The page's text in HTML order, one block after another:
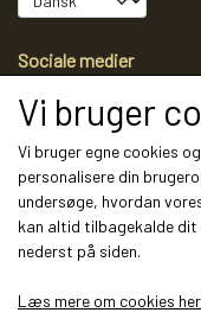
Sociale medier
Modtag vores
Vi bruger
Vi bruger egne cookies
personalisere din
undersøge, hvordan
kan altid tilbagekalde
nederst på siden.
Læs mere om cookies her